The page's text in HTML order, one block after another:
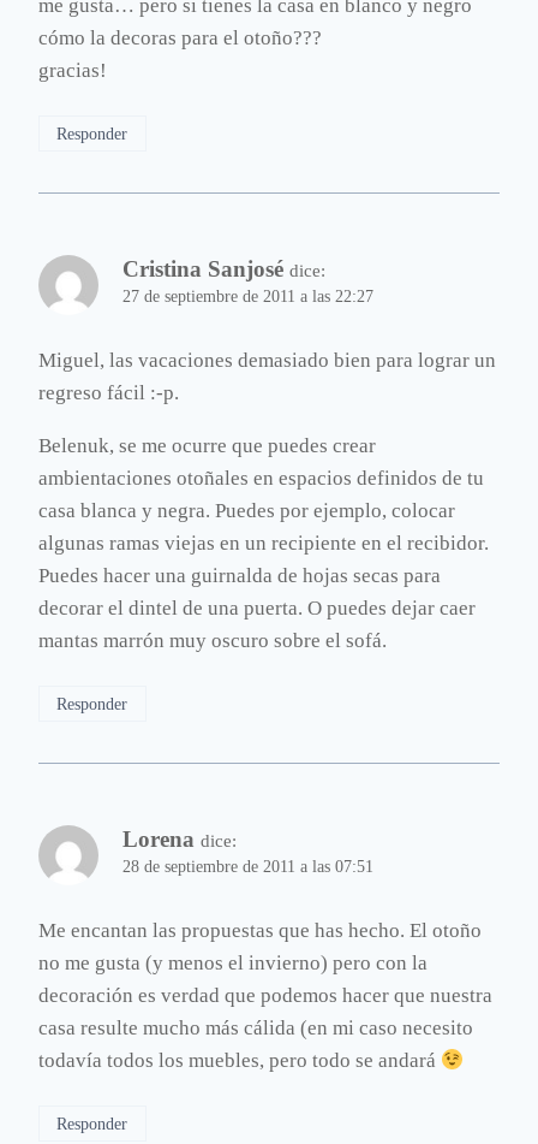
me gusta… pero si tienes la casa en blanco y negro
cómo la decoras para el otoño???
gracias!
Responder
Cristina Sanjosé dice:
27 de septiembre de 2011 a las 22:27
Miguel, las vacaciones demasiado bien para lograr un
regreso fácil :-p.
Belenuk, se me ocurre que puedes crear
ambientaciones otoñales en espacios definidos de tu
casa blanca y negra. Puedes por ejemplo, colocar
algunas ramas viejas en un recipiente en el recibidor.
Puedes hacer una guirnalda de hojas secas para
decorar el dintel de una puerta. O puedes dejar caer
mantas marrón muy oscuro sobre el sofá.
Responder
Lorena dice:
28 de septiembre de 2011 a las 07:51
Me encantan las propuestas que has hecho. El otoño
no me gusta (y menos el invierno) pero con la
decoración es verdad que podemos hacer que nuestra
casa resulte mucho más cálida (en mi caso necesito
todavía todos los muebles, pero todo se andará
Responder